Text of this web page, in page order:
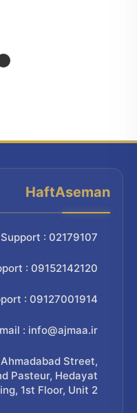
HaftAseman
Support : 02179107
: 09152142120
: 09127001914
: info@ajmaa.ir
Street,
Pasteur, Hedayat
1st Floor, Unit 2